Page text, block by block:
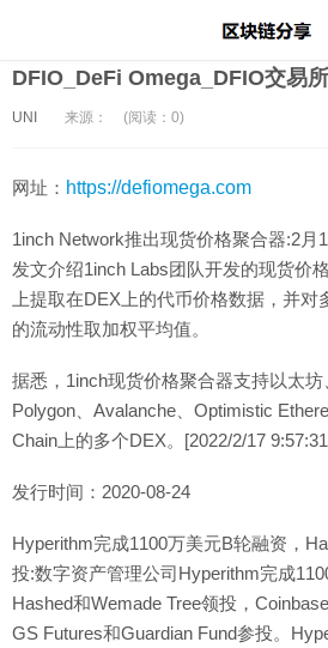
DFIO_DeFi Omega_DFIO交易
UNI 来源： (阅读：0)
网址： https://defiomega.com
1inch Network推出现货价格聚合器:2月
发文介绍1inch Labs团队开发的现货价
上提取在DEX上的代币价格数据，并
的流动性取加权平均值。
据悉，1inch现货价格聚合器支持以太坊
Polygon、Avalanche、Optimistic
Chain上的多个DEX。[2022/2/17
发行时间：2020-08-24
Hyperithm完成1100万美元B轮融资，
投:数字资产管理公司Hyperithm完成
Hashed和Wemade Tree领投，
GS Futures和Guardian Fund参投。